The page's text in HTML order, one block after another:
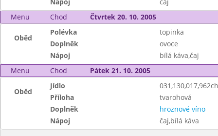
Menu
Chod Čtvrtek 20. 10. 2005
Oběd
Polévka
topinka
Doplněk
ovoce
Nápoj
bílá káva,čaj
Menu
Chod Pátek 21. 10. 2005
Oběd
Jídlo
Příloha
tvarohová
Doplněk
hroznové víno
Nápoj
čaj,bílá káva